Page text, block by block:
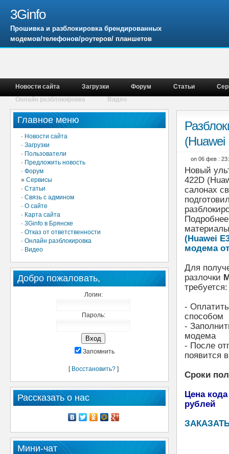
3Ginfo
Прошивка и разблокировка брендированных
модемов/телефонов/роутеров/ планшетов
Новости сайта Загрузки Форум Статьи
Онлайн разблокировка
Видео
Главное меню
· Новости сайта
· Загрузки
· Пользователи
· Предложить новость
· Форум
» Сервисы
· Статьи
· Связь с админом
· О сайте
· Карта сайта
· 3Ginfo в Брянске
· Отказ от ответственности
· Онлайн разблокировка
· Видео
Добро пожаловать,
Логин:
Пароль:
Запомнить
[ Восстановить?]
Рассказать о нас
Мини-чат
on 06 фев :
Новый
422D
салонах
(Huawei
модема
Для
разлочки
требуется:
-
способом
-
модема
- После
появится
Сроки
Цена
рублей